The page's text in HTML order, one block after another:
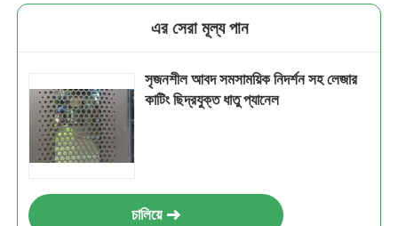
এর সেরা মূল্য পান
সৃজনশীল আবদ সমসাময়িক নিদর্শন সহ লেজার
কাটিং ছিদ্রযুক্ত ধাতু প্যানেল
চালিয়ে